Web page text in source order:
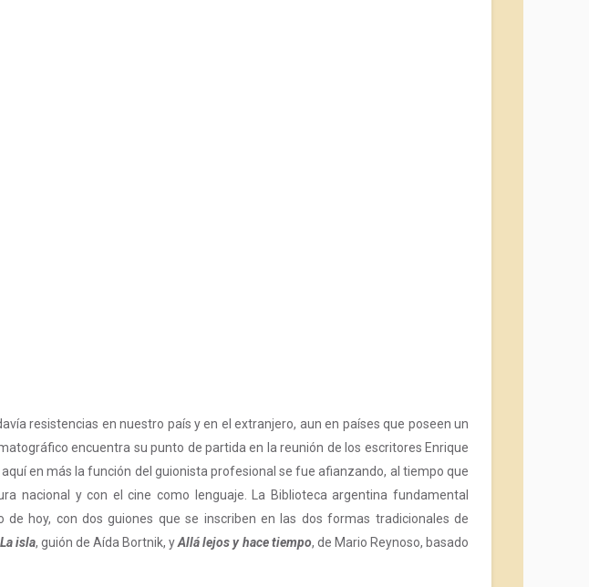
resistencias en nuestro país y en el extranjero, aun en países que poseen un
encuentra su punto de partida en la reunión de los escritores Enrique
en más la función del guionista profesional se fue afianzando, al tiempo que
nacional y con el cine como lenguaje. La Biblioteca argentina fundamental
hoy, con dos guiones que se inscriben en las dos formas tradicionales de
La isla, guión de Aída Bortnik, yAllá lejos y hace tiempo, de Mario Reynoso, basado